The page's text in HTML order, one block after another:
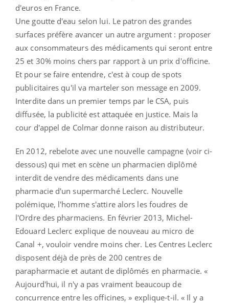
d'euros en France.
Une goutte d'eau selon lui. Le patron des grandes
surfaces préfère avancer un autre argument : proposer
aux consommateurs des médicaments qui seront entre
25 et 30% moins chers par rapport à un prix d'officine.
Et pour se faire entendre, c'est à coup de spots
publicitaires qu'il va marteler son message en 2009.
Interdite dans un premier temps par le CSA, puis
diffusée, la publicité est attaquée en justice. Mais la
cour d'appel de Colmar donne raison au distributeur.
En 2012, rebelote avec une nouvelle campagne (voir ci-
dessous) qui met en scène un pharmacien diplômé
interdit de vendre des médicaments dans une
pharmacie d'un supermarché Leclerc. Nouvelle
polémique, l'homme s'attire alors les foudres de
l'Ordre des pharmaciens. En février 2013, Michel-
Edouard Leclerc explique de nouveau au micro de
Canal +, vouloir vendre moins cher. Les Centres Leclerc
disposent déjà de près de 200 centres de
parapharmacie et autant de diplômés en pharmacie. «
Aujourd'hui, il n'y a pas vraiment beaucoup de
concurrence entre les officines, » explique-t-il. « Il y a